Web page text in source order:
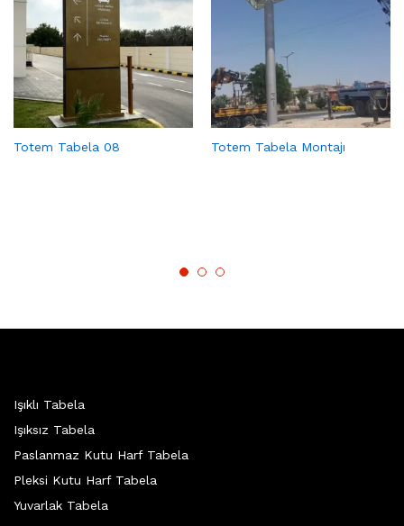
Totem Tabela 08 Totem Tabela Montajı
Işıklı Tabela
Işıksız Tabela
Paslanmaz Kutu Harf Tabela
Pleksi Kutu Harf Tabela
Yuvarlak Tabela